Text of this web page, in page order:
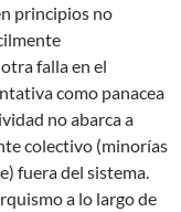
principios no
falla en el
como panacea
no abarca a
colectivo (minorías
fuera del sistema.
a lo largo de